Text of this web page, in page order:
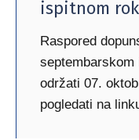
ispitnom
Raspored
održati 07.
pogledati na